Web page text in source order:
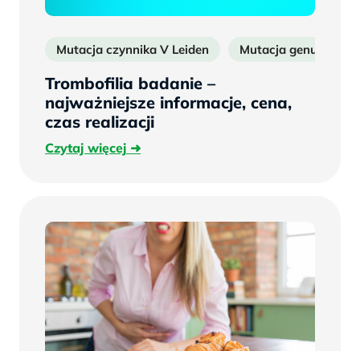
Mutacja czynnika V Leiden Mutacja genu
Trombofilia badanie –
najważniejsze informacje, cena,
czas realizacji
Czytaj więcejCzytaj